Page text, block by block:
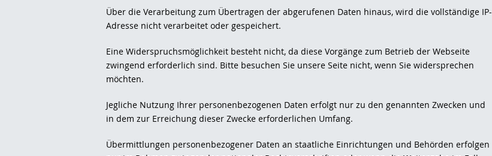
Über die Verarbeitung zum Übertragen der abgerufenen Daten hinaus, wird die vollständige IP-
Adresse nicht verarbeitet oder gespeichert.
Eine Widerspruchsmöglichkeit besteht nicht, da diese Vorgänge zum Betrieb der Webseite
zwingend erforderlich sind. Bitte besuchen Sie unsere Seite nicht, wenn Sie widersprechen
möchten.
Jegliche Nutzung Ihrer personenbezogenen Daten erfolgt nur zu den genannten Zwecken und
in dem zur Erreichung dieser Zwecke erforderlichen Umfang.
Übermittlungen personenbezogener Daten an staatliche Einrichtungen und Behörden erfolgen